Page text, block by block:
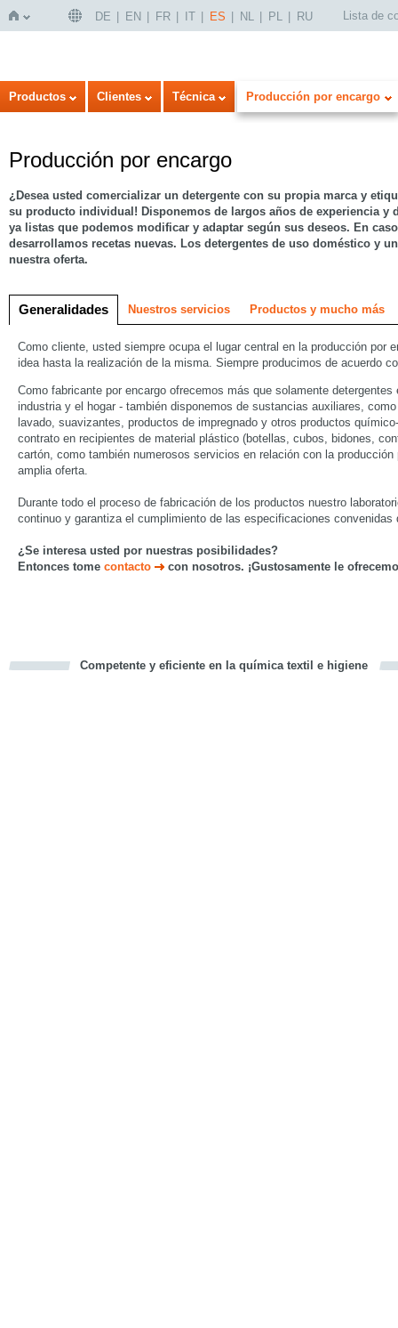
Inicio
DE EN FR IT ES NL PL RU Lista de
Productos Clientes Técnica Producción por encargo
Producción por encargo
¿Desea usted comercializar un detergente con su propia marca y
su producto individual! Disponemos de largos años de experiencia y
ya listas que podemos modificar y adaptar según sus deseos. En
desarrollamos recetas nuevas. Los detergentes de uso doméstico y
nuestra oferta.
Generalidades Nuestros servicios Productos y mucho más
Como cliente, usted siempre ocupa el lugar central en la producción por
idea hasta la realización de la misma. Siempre producimos de acuerdo
Como fabricante por encargo ofrecemos más que solamente
industria y el hogar - también disponemos de sustancias auxiliares,
lavado, suavizantes, productos de impregnado y otros productos
contrato en recipientes de material plástico (botellas, cubos, bidones,
cartón, como también numerosos servicios en relación con la
amplia oferta.
Durante todo el proceso de fabricación de los productos nuestro
continuo y garantiza el cumplimiento de las especificaciones convenidas
¿Se interesa usted por nuestras posibilidades?
Entonces tome contacto con nosotros. ¡Gustosamente le
Competente y eficiente en la química textil e higiene